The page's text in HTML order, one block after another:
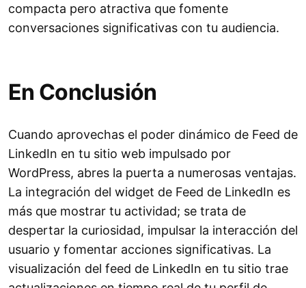
compacta pero atractiva que fomente
conversaciones significativas con tu audiencia.
En Conclusión
Cuando aprovechas el poder dinámico de Feed de
LinkedIn en tu sitio web impulsado por
WordPress, abres la puerta a numerosas ventajas.
La integración del widget de Feed de LinkedIn es
más que mostrar tu actividad; se trata de
despertar la curiosidad, impulsar la interacción del
usuario y fomentar acciones significativas. La
visualización del feed de LinkedIn en tu sitio trae